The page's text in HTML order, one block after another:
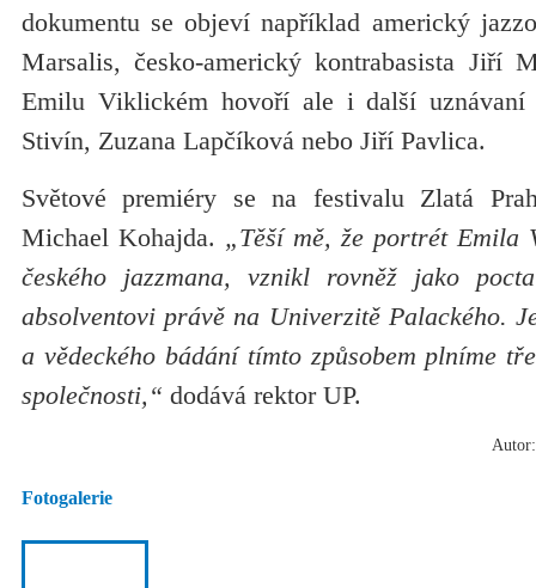
dokumentu se objeví například americký
Marsalis, česko-americký kontrabasista Jiří
Emilu Viklickém hovoří ale i další
Stivín, Zuzana Lapčíková nebo Jiří Pavlica.
Světové premiéry se na festivalu Zlatá
Michael Kohajda. „Těší mě, že portrét Emila
českého jazzmana, vznikl rovněž jako
absolventovi právě na Univerzitě Palackého.
a vědeckého bádání tímto způsobem plníme
společnosti,“ dodává rektor UP.
Fotogalerie